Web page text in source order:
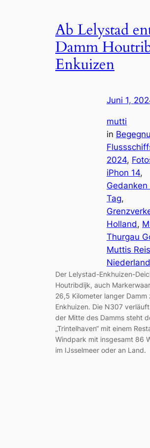
Ab Lelystad
Damm
Enkuizen
Juni 1,
mutti
in
2024,
iPhon 14
Gedanken
Tag
Holland,
Thurgau
Muttis
Der Lelystad-Enkhuizen-
Houtribdijk, auch
26,5 Kilometer langer
Enkhuizen. Die N307
der Mitte des Damms steht
„Trintelhaven“ mit einem
Windpark mit insgesamt 86
im IJsselmeer oder an Land.